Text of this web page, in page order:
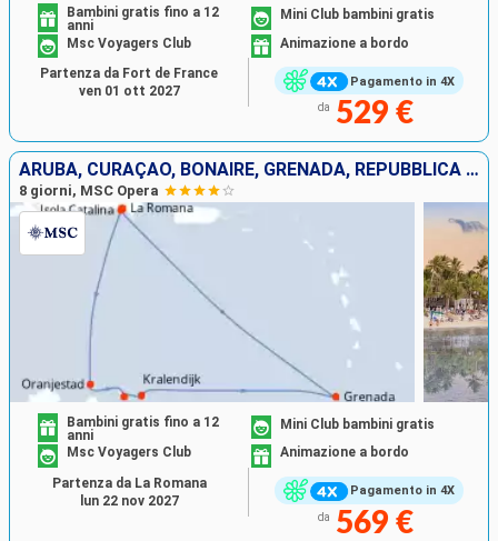
Pagamento in 4X
Bambini gratis fino a 12
anni
Mini Club bambini gratis
Msc Voyagers Club
Animazione a bordo
da 529 €
Partenza da Fort de France
ven 01 ott 2027
ARUBA, CURAÇAO, BONAIRE, GRENADA, REPUBBLICA DOMINICANA
8 giorni, MSC Opera
Pagamento in 4X
Bambini gratis fino a 12
anni
Mini Club bambini gratis
Msc Voyagers Club
Animazione a bordo
da 569 €
Partenza da La Romana
lun 22 nov 2027